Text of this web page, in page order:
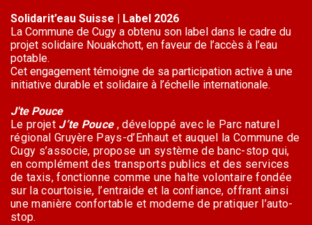
Solidarit’eau Suisse | Label 2026
La Commune de Cugy a obtenu son label dans le cadre du
projet solidaire Nouakchott, en faveur de l’accès à l’eau
potable.
Cet engagement témoigne de sa participation active à une
initiative durable et solidaire à l’échelle internationale.
J'te Pouce
Le projet J’te Pouce , développé avec le Parc naturel
régional Gruyère Pays-d’Enhaut et auquel la Commune de
Cugy s’associe, propose un système de banc-stop qui,
en complément des transports publics et des services
de taxis, fonctionne comme une halte volontaire fondée
sur la courtoisie, l’entraide et la confiance, offrant ainsi
une manière confortable et moderne de pratiquer l’auto-
stop.